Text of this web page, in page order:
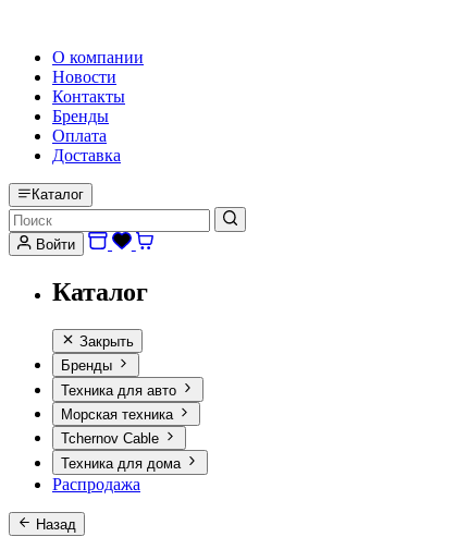
О компании
Новости
Контакты
Бренды
Оплата
Доставка
Каталог
Войти
Каталог
Закрыть
Бренды
Техника для авто
Морская техника
Tchernov Cable
Техника для дома
Распродажа
Назад